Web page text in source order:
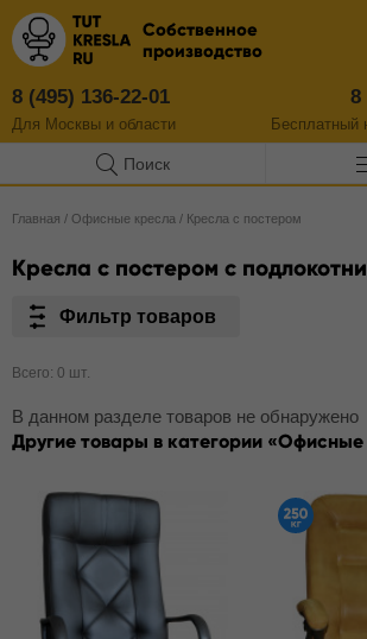
Собственное
производство
8 (495) 136-22-01
Для Москвы и области
8
Бесплатный
Поиск
Главная / Офисные кресла / Кресла с постером
Кресла с постером с
Фильтр товаров
Всего: 0 шт.
В данном разделе товаров не обнаружено
Другие товары в категории Офисные